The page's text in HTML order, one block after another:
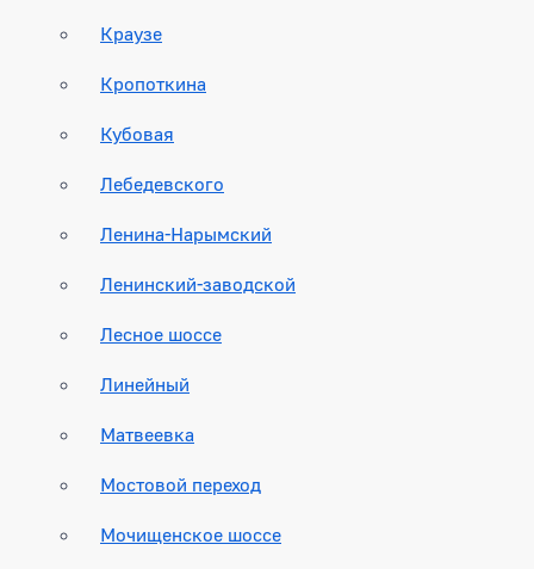
Краузе
Кропоткина
Кубовая
Лебедевского
Ленина-Нарымский
Ленинский-заводской
Лесное шоссе
Линейный
Матвеевка
Мостовой переход
Мочищенское шоссе